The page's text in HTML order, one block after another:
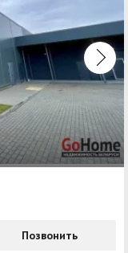
Позвонить